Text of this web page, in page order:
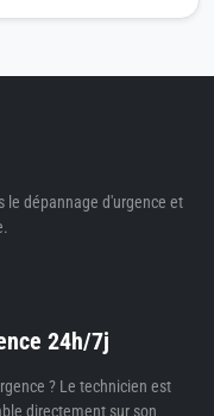
le dépannage d'urgence et
24h/7j
? Le technicien est
directement sur son